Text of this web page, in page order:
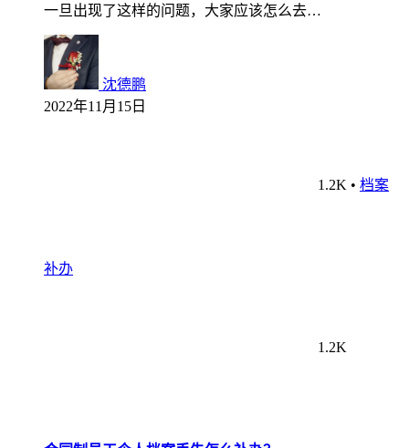
一旦出现了这样的问题，大家应该怎么去…
沈德鹏
2022年11月15日
1.2K • 档案
补办
1.2K